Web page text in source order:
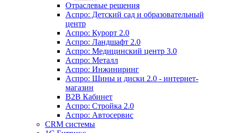
Отраслевые решения
Аспро: Детский сад и образовательный
центр
Аспро: Курорт 2.0
Аспро: Ландшафт 2.0
Аспро: Медицинский центр 3.0
Аспро: Металл
Аспро: Инжиниринг
Аспро: Шины и диски 2.0 - интернет-
магазин
B2B Кабинет
Аспро: Стройка 2.0
Аспро: Автосервис
CRM системы